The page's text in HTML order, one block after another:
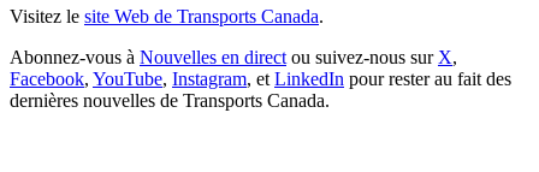
Visitez le site Web de Transports Canada.
Abonnez-vous à Nouvelles en direct ou suivez-nous sur X,
Facebook, YouTube, Instagram, et LinkedIn pour rester au fait des
dernières nouvelles de Transports Canada.